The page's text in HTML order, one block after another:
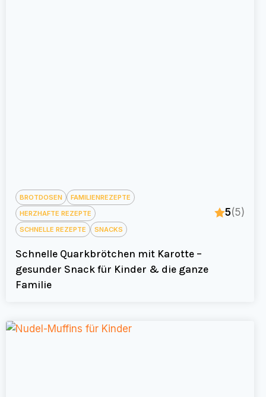
BROTDOSEN
FAMILIENREZEPTE
HERZHAFTE REZEPTE
SCHNELLE REZEPTE
SNACKS
5(5)
Schnelle Quarkbrötchen mit Karotte –
gesunder Snack für Kinder & die ganze
Familie